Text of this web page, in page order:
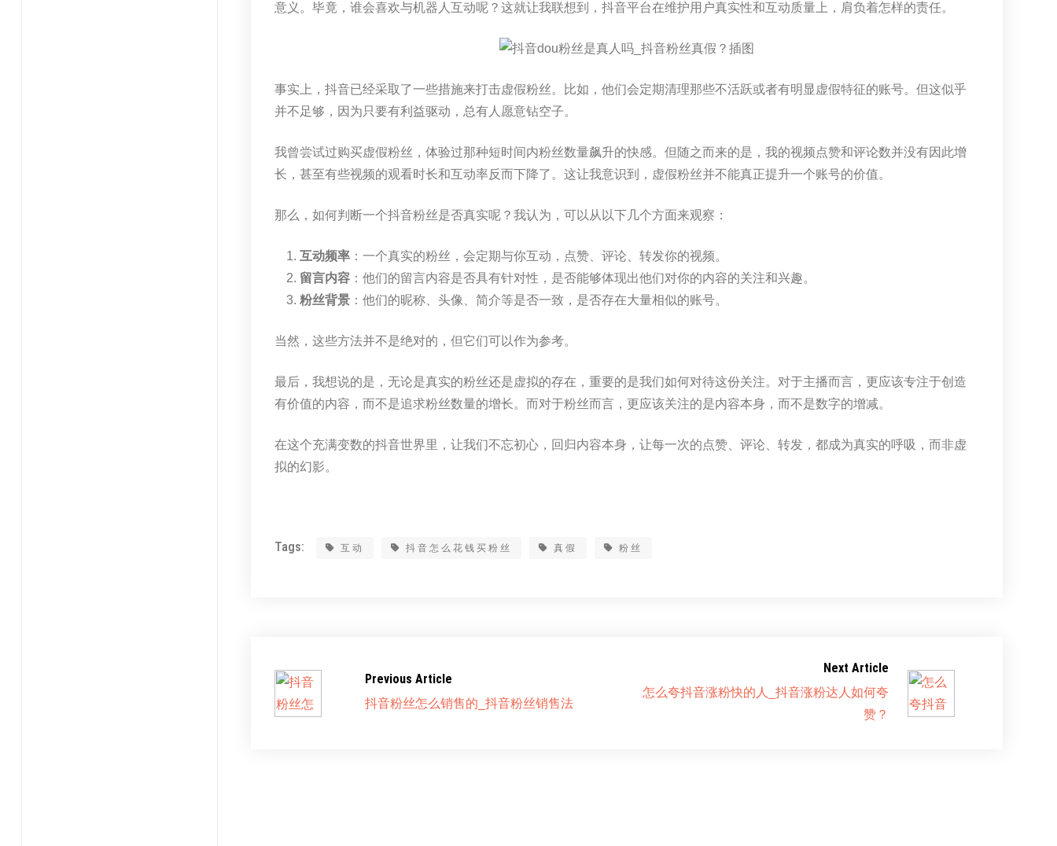
意义。毕竟，谁会喜欢与机器人互动呢？这就让我联想到，抖音平台在维护用户真实性和互动质量上，肩负着怎样的责任。
事实上，抖音已经采取了一些措施来打击虚假粉丝。比如，他们会定期清理那些不活跃或者有明显虚假特征的账号。但这似乎
并不足够，因为只要有利益驱动，总有人愿意钻空子。
我曾尝试过购买虚假粉丝，体验过那种短时间内粉丝数量飙升的快感。但随之而来的是，我的视频点赞和评论数并没有因此增
长，甚至有些视频的观看时长和互动率反而下降了。这让我意识到，虚假粉丝并不能真正提升一个账号的价值。
那么，如何判断一个抖音粉丝是否真实呢？我认为，可以从以下几个方面来观察：
互动频率 ：一个真实的粉丝，会定期与你互动，点赞、评论、转发你的视频。
留言内容 ：他们的留言内容是否具有针对性，是否能够体现出他们对你的内容的关注和兴趣。
粉丝背景 ：他们的昵称、头像、简介等是否一致，是否存在大量相似的账号。
当然，这些方法并不是绝对的，但它们可以作为参考。
最后，我想说的是，无论是真实的粉丝还是虚拟的存在，重要的是我们如何对待这份关注。对于主播而言，更应该专注于创造
有价值的内容，而不是追求粉丝数量的增长。而对于粉丝而言，更应该关注的是内容本身，而不是数字的增减。
在这个充满变数的抖音世界里，让我们不忘初心，回归内容本身，让每一次的点赞、评论、转发，都成为真实的呼吸，而非虚
拟的幻影。
Tags: 互动 抖音怎么花钱买粉丝 真假 粉丝
Previous Article
抖音粉丝怎么销售的_抖音粉丝销售法
Next Article
怎么夸抖音涨粉快的人_抖音涨粉达人如何夸
赞？